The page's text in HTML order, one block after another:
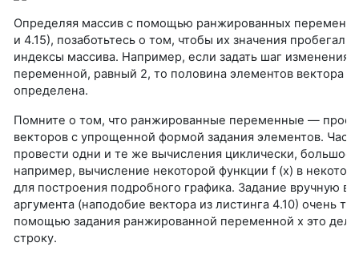
Определяя массив с помощью ранжированных
и 4.15), позаботьтесь о том, чтобы их значения
индексы массива. Например, если задать шаг изменения
переменной, равный 2, то половина элементов вектора
определена.
Помните о том, что ранжированные переменные —
векторов с упрощенной формой задания элементов.
провести одни и те же вычисления циклически, большое
например, вычисление некоторой функции f (х) в
для построения подробного графика. Задание вручную
аргумента (наподобие вектора из листинга 4.10) очень
помощью задания ранжированной переменной х это
строку.